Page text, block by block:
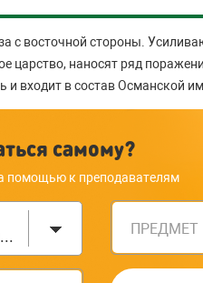
с восточной стороны.
царство, наносят ряд
и входит в состав Османской
самому?
помощью к преподавателям
Выберите тип задания ПРЕДМЕТ